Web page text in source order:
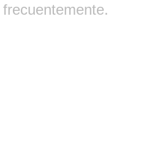
frecuentemente.